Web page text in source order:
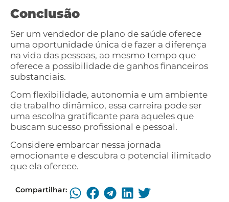
Conclusão
Ser um vendedor de plano de saúde oferece
uma oportunidade única de fazer a diferença
na vida das pessoas, ao mesmo tempo que
oferece a possibilidade de ganhos financeiros
substanciais.
Com flexibilidade, autonomia e um ambiente
de trabalho dinâmico, essa carreira pode ser
uma escolha gratificante para aqueles que
buscam sucesso profissional e pessoal.
Considere embarcar nessa jornada
emocionante e descubra o potencial ilimitado
que ela oferece.
Compartilhar: